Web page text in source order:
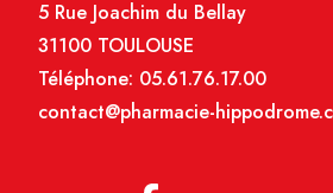
5 Rue Joachim du Bellay
31100 TOULOUSE
Téléphone: 05.61.76.17.00
contact@pharmacie-